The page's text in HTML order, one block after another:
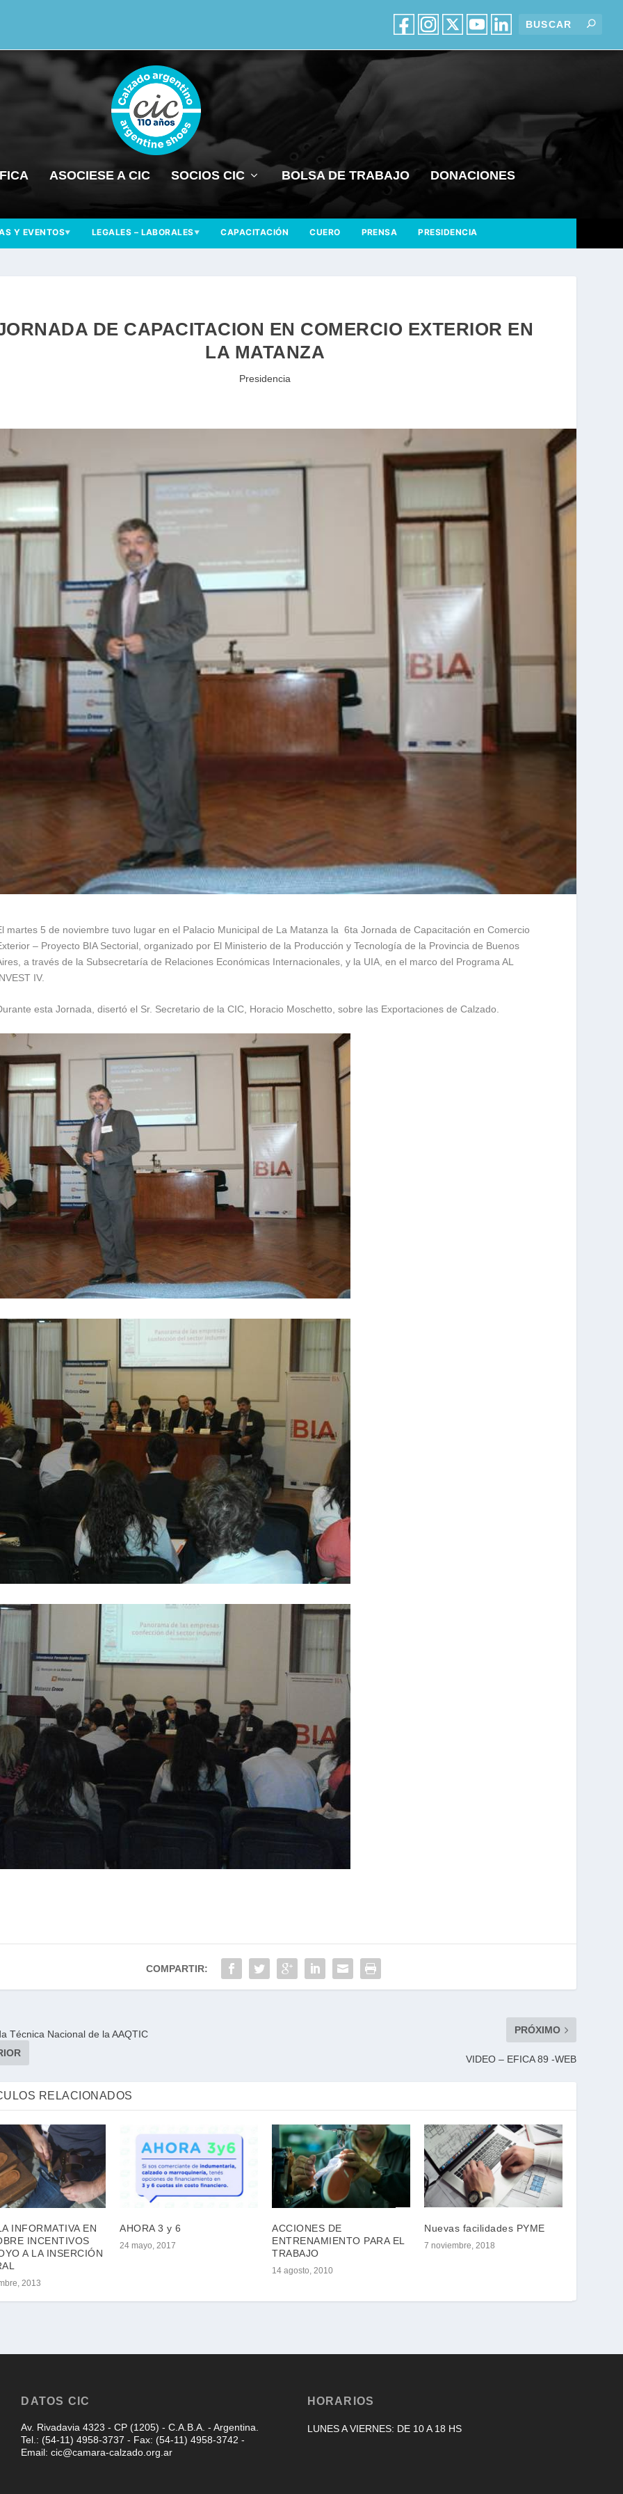
ASOCIESE A CIC SOCIOS CIC BOLSA DE TRABAJO DONACIONES
Y EVENTOS▼ LEGALES – LABORALES▼ CAPACITACIÓN CUERO PRENSA PRESIDENCIA
DE CAPACITACION EN COMERCIO EXTERIOR EN
LA MATANZA
Presidencia
martes 5 de noviembre tuvo lugar en el Palacio Municipal de La Matanza la 6ta Jornada de Capacitación en Comercio
– Proyecto BIA Sectorial, organizado por El Ministerio de la Producción y Tecnología de la Provincia de Buenos
a través de la Subsecretaría de Relaciones Económicas Internacionales, y la UIA, en el marco del Programa AL
IV.
esta Jornada, disertó el Sr. Secretario de la CIC, Horacio Moschetto, sobre las Exportaciones de Calzado.
COMPARTIR:
Técnica Nacional de la AAQTIC
PRÓXIMO
VIDEO – EFICA 89 -WEB
RELACIONADOS
INFORMATIVA EN
INCENTIVOS
A LA INSERCIÓN
2013
AHORA 3 y 6
24 mayo, 2017
ACCIONES DE
ENTRENAMIENTO PARA EL
TRABAJO
14 agosto, 2010
Nuevas facilidades PYME
7 noviembre, 2018
DATOS CIC
Av. Rivadavia 4323 - CP (1205) - C.A.B.A. - Argentina.
Tel.: (54-11) 4958-3737 - Fax: (54-11) 4958-3742 -
Email: cic@camara-calzado.org.ar
HORARIOS
LUNES A VIERNES: DE 10 A 18 HS